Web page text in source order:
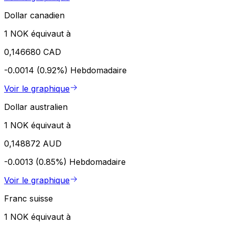
Dollar canadien
1 NOK équivaut à
0,146680 CAD
-0.0014 (0.92%) Hebdomadaire
Voir le graphique
Dollar australien
1 NOK équivaut à
0,148872 AUD
-0.0013 (0.85%) Hebdomadaire
Voir le graphique
Franc suisse
1 NOK équivaut à